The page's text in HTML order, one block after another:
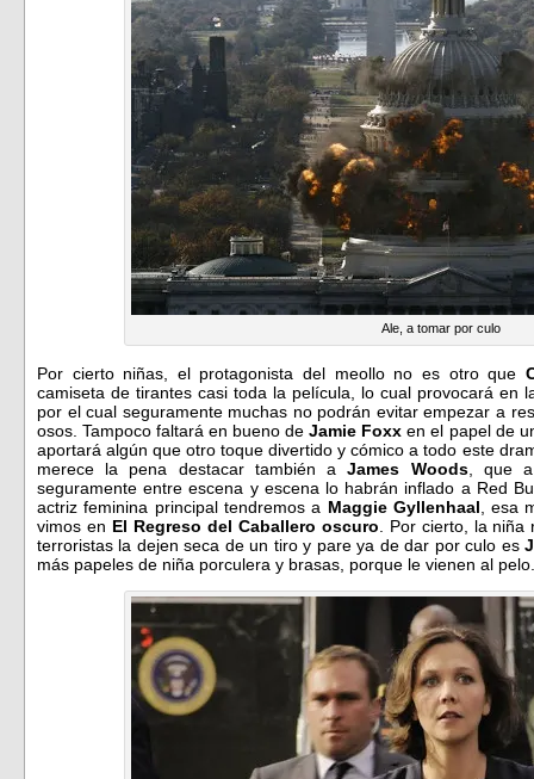
Ale, a tomar por culo
Por cierto niñas, el protagonista del meollo no es otro que
camiseta de tirantes casi toda la película, lo cual provocará en
por el cual seguramente muchas no podrán evitar empezar a
osos. Tampoco faltará en bueno deJamie Foxx en el papel de
aportará algún que otro toque divertido y cómico a todo este
merece la pena destacar también aJames Woods, que a
seguramente entre escena y escena lo habrán inflado a Red
actriz feminina principal tendremos a Maggie Gyllenhaal , esa
vimos en El Regreso del Caballero oscuro . Por cierto, la
terroristas la dejen seca de un tiro y pare ya de dar por culo es
más papeles de niña porculera y brasas, porque le vienen al pelo.